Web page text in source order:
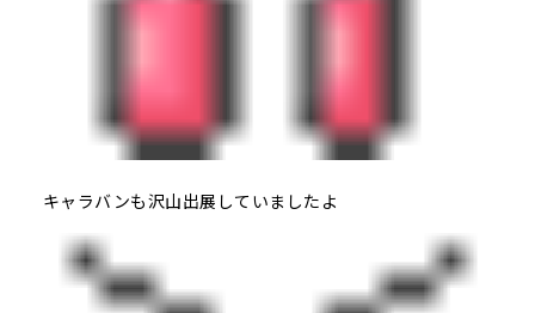
キャラバンも沢山出展していましたよ